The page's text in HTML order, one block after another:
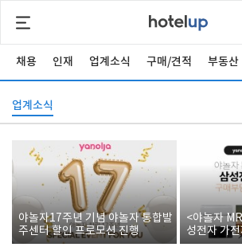
채용 인재 업계소식 구매/견적 부동산
업계소식
야놀자17주년 기념 야놀자 통합발
주센터 할인 프로모션 진행
<야놀자
성전자 가